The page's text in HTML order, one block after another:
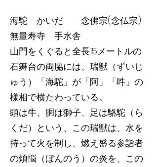
海駝 かいだ 念佛宗(念仏宗)
無量寿寺 手水舎
山門をくぐると全長15メートルの
石舞台の両脇には、瑞獣（ずいじ
ゅう）「海駝」が「阿」「吽」の
様相で横たわっている。
頭は牛、胴は獅子、足は駱駝（ら
くだ）という、この瑞獣は、水を
持って火を制し、燃え盛る参詣者
の煩悩（ぼんのう）の炎を、この